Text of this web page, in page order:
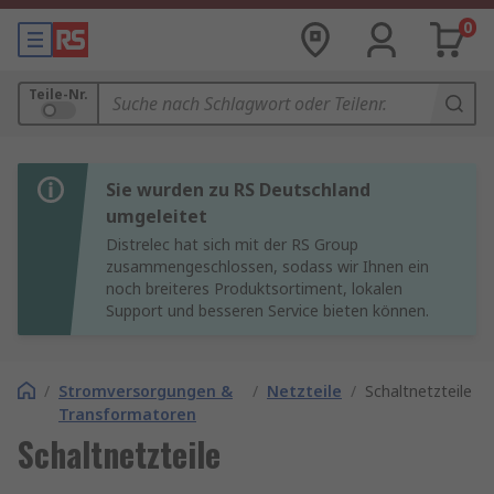
0
Teile-Nr.
Sie wurden zu RS Deutschland
umgeleitet
Distrelec hat sich mit der RS Group
zusammengeschlossen, sodass wir Ihnen ein
noch breiteres Produktsortiment, lokalen
Support und besseren Service bieten können.
/ Stromversorgungen &
Transformatoren
/ Netzteile / Schaltnetzteile
Schaltnetzteile